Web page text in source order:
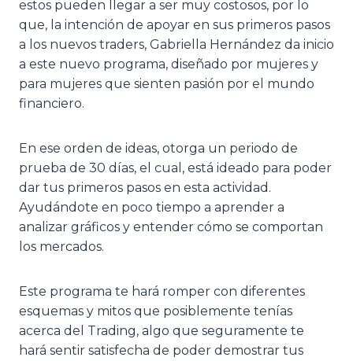
estos pueden llegar a ser muy costosos, por lo
que, la intención de apoyar en sus primeros pasos
a los nuevos traders, Gabriella Hernández da inicio
a este nuevo programa, diseñado por mujeres y
para mujeres que sienten pasión por el mundo
financiero.
En ese orden de ideas, otorga un periodo de
prueba de 30 días, el cual, está ideado para poder
dar tus primeros pasos en esta actividad.
Ayudándote en poco tiempo a aprender a
analizar gráficos y entender cómo se comportan
los mercados.
Este programa te hará romper con diferentes
esquemas y mitos que posiblemente tenías
acerca del Trading, algo que seguramente te
hará sentir satisfecha de poder demostrar tus